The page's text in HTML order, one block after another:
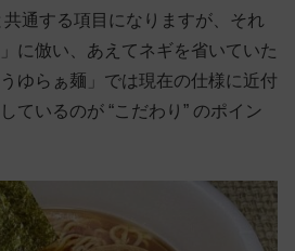
通する項目になりますが、それ
に倣い、あえてネギを省いていた
ゆらぁ麺」では現在の仕様に近付
ているのが “こだわり” のポイン